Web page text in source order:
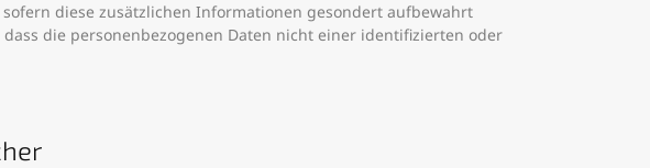
diese zusätzlichen Informationen gesondert aufbewahrt
die personenbezogenen Daten nicht einer identifizierten oder